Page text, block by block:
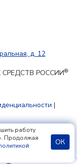
д. 12
СРЕДСТВ РОССИИ®
|
работу
Продолжая
ОК